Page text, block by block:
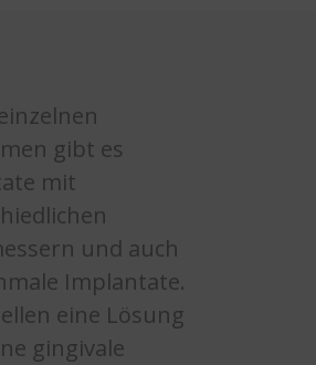
gibt es
mit
und auch
Implantate.
eine Lösung
gingivale